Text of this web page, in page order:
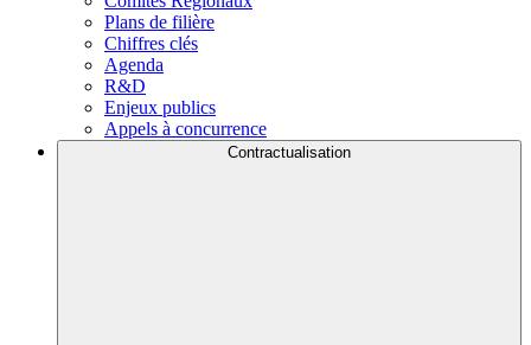
Plans de filière
Chiffres clés
Agenda
R&D
Enjeux publics
Appels à concurrence
Contractualisation